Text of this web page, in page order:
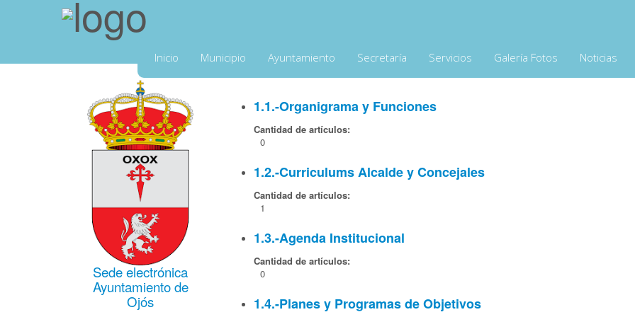
Inicio Municipio Ayuntamiento Secretaría Servicios Galería Fotos Noticias
Sede electrónica
Ayuntamiento de
Ojós
1.1.-Organigrama y Funciones
Cantidad de artículos:
0
1.2.-Curriculums Alcalde y Concejales
Cantidad de artículos:
1
1.3.-Agenda Institucional
Cantidad de artículos:
0
1.4.-Planes y Programas de Objetivos